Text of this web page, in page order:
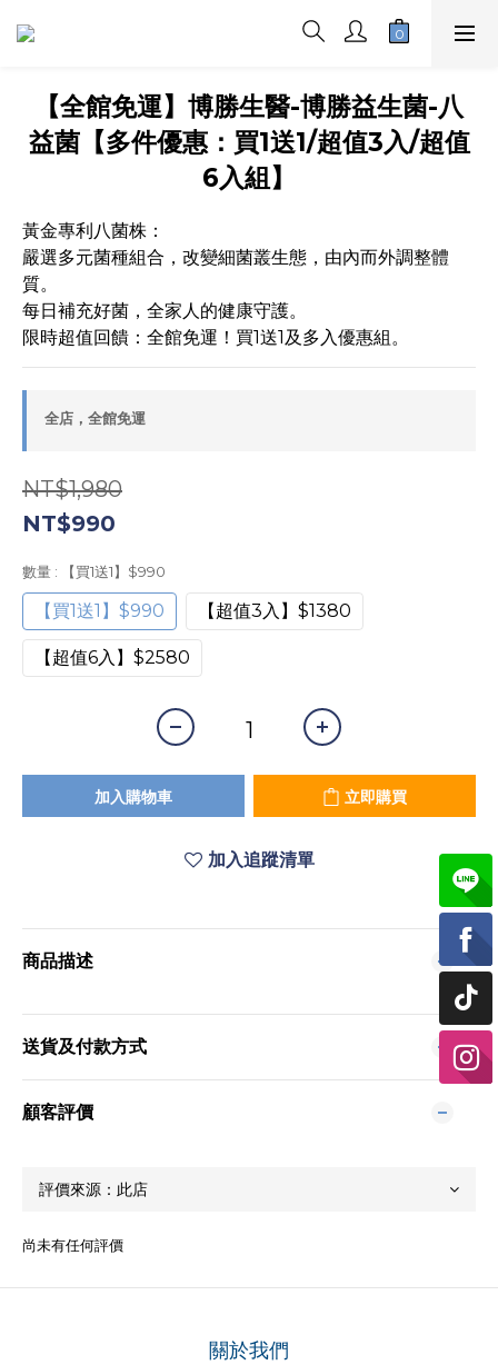
【全館免運】博勝生醫-博勝益生菌-八
益菌【多件優惠：買1送1/超值3入/超值
6入組】
黃金專利八菌株：
嚴選多元菌種組合，改變細菌叢生態，由內而外調整體
質。
每日補充好菌，全家人的健康守護。
限時超值回饋：全館免運！買1送1及多入優惠組。
全店，全館免運
NT$1,980
NT$990
數量 : 【買1送1】$990
【買1送1】$990 【超值3入】$1380
【超值6入】$2580
加入購物車 立即購買
加入追蹤清單
商品描述
送貨及付款方式
顧客評價
尚未有任何評價
關於我們